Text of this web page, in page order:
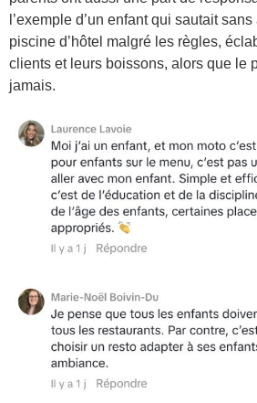
l’exemple d’un enfant qui sautait
piscine d’hôtel malgré les règles,
clients et leurs boissons, alors que le
jamais.